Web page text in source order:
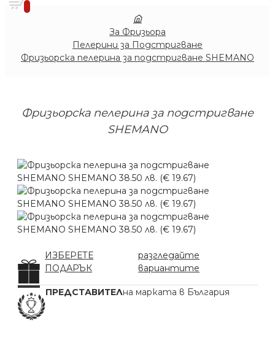
0
За Фризьора
Пелерини за Подстригване
Фризьорска пелерина за подстригване SHEMANO
Фризьорска пелерина за подстригване
SHEMANO
ИЗБЕРЕТЕ
ПОДАРЪК
разгледайте
вариантите
ПРЕДСТАВИТЕЛна марката в България